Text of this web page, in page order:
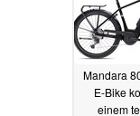
Mandara
E-Bike
einem